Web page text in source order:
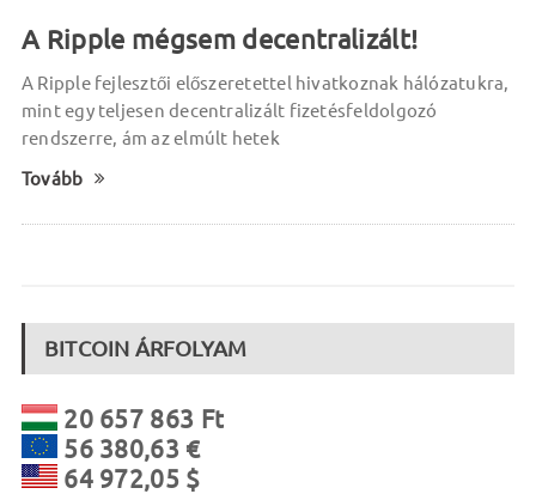
A Ripple mégsem decentralizált!
A Ripple fejlesztői előszeretettel hivatkoznak hálózatukra,
mint egy teljesen decentralizált fizetésfeldolgozó
rendszerre, ám az elmúlt hetek
Tovább
BITCOIN ÁRFOLYAM
20 657 863 Ft
56 380,63 €
64 972,05 $